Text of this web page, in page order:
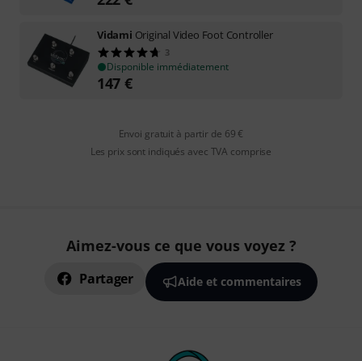
Vidami Original Video Foot Controller
3
Disponible immédiatement
147 €
Envoi gratuit à partir de 69 €
Les prix sont indiqués avec TVA comprise
Aimez-vous ce que vous voyez ?
Partager Aide et commentaires